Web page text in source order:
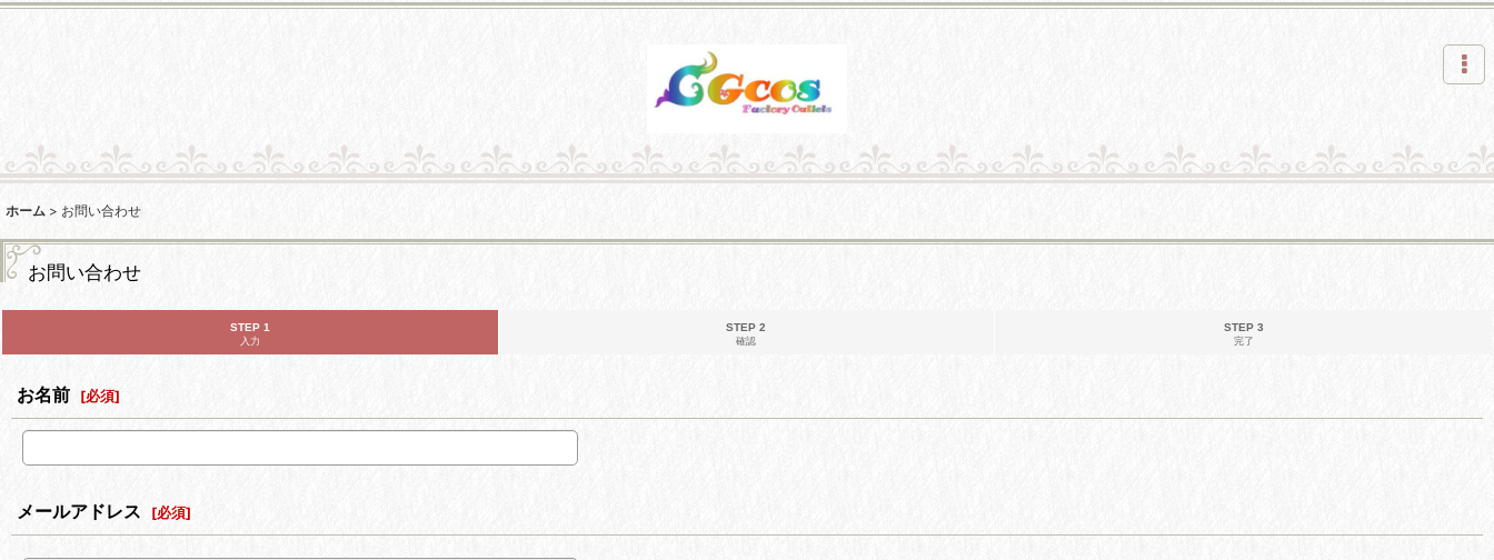
ホーム > お問い合わせ
お問い合わせ
STEP 1
入力
STEP 2
確認
STEP 3
完了
お名前 [必須]
メールアドレス [必須]